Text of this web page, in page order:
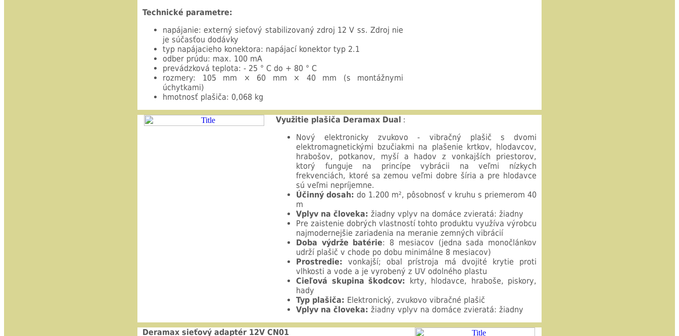
Technické parametre:
napájanie: externý sieťový stabilizovaný zdroj 12 V ss. Zdroj nie
je súčasťou dodávky
typ napájacieho konektora: napájací konektor typ 2.1
odber prúdu: max. 100 mA
prevádzková teplota: - 25 ° C do + 80 ° C
rozmery: 105 mm × 60 mm × 40 mm (s montážnymi
úchytkami)
hmotnosť plašiča: 0,068 kg
Využitie plašiča Deramax Dual :
Nový elektronicky zvukovo - vibračný plašič s dvomi
elektromagnetickými bzučiakmi na plašenie krtkov, hlodavcov,
hrabošov, potkanov, myší a hadov z vonkajších priestorov,
ktorý funguje na princípe vybrácii na veľmi nízkych
frekvenciách, ktoré sa zemou veľmi dobre šíria a pre hlodavce
sú veľmi nepríjemne.
Účinný dosah: do 1.200 m², pôsobnosť v kruhu s priemerom 40
m
Vplyv na človeka: žiadny vplyv na domáce zvieratá: žiadny
Pre zaistenie dobrých vlastností tohto produktu využíva výrobcu
najmodernejšie zariadenia na meranie zemných vibrácií
Doba výdrže batérie: 8 mesiacov (jedna sada monočlánkov
udrží plašič v chode po dobu minimálne 8 mesiacov)
Prostredie: vonkajší; obal prístroja má dvojité krytie proti
vlhkosti a vode a je vyrobený z UV odolného plastu
Cieľová skupina škodcov: krty, hlodavce, hraboše, piskory,
hady
Typ plašiča: Elektronický, zvukovo vibračné plašič
Vplyv na človeka: žiadny vplyv na domáce zvieratá: žiadny
Deramax sieťový adaptér 12V CN01